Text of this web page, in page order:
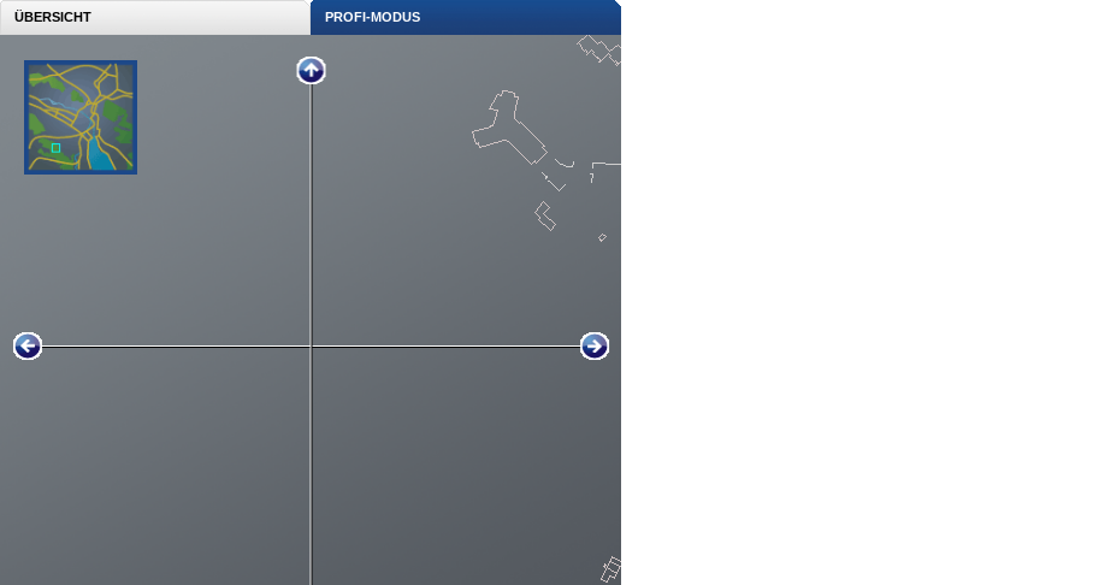
ÜBERSICHT PROFI-MODUS